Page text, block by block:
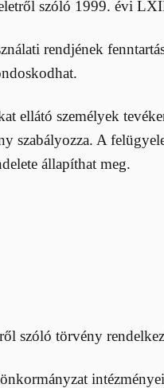
szóló 1999. évi
rendjének
ellátó személyek
szabályozza. A
állapíthat meg.
szóló törvény